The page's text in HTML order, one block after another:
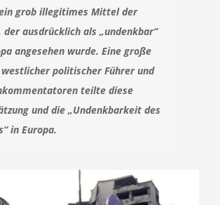
grob illegitimes Mittel der
ausdrücklich als „undenkbar“
angesehen wurde. Eine große
westlicher politischer Führer und
teilte diese
und die „Undenkbarkeit des
in Europa.